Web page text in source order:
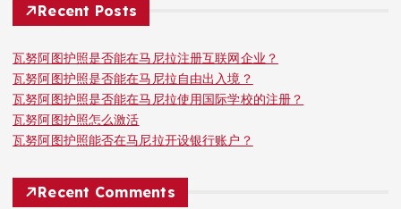
Recent Posts
瓦努阿图护照是否能在马尼拉注册互联网企业？
瓦努阿图护照是否能在马尼拉自由出入境？
瓦努阿图护照是否能在马尼拉使用国际学校的注册？
瓦努阿图护照怎么激活
瓦努阿图护照能否在马尼拉开设银行账户？
Recent Comments